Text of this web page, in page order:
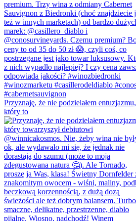
Przyznaję, że nie podzielałem entuzjazmu,
który to